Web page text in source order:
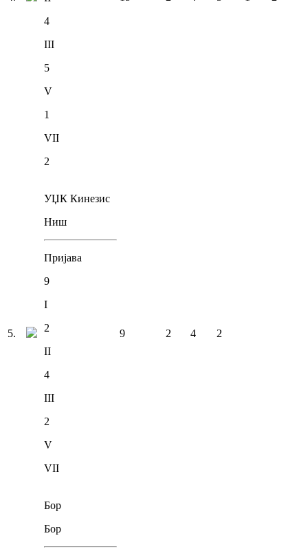
4
III
5
V
1
VII
2
5.
УЏК Кинезис
Ниш
Пријава
9
I
2
II
4
III
2
V
VII
9 2 4 2
Бор
Бор